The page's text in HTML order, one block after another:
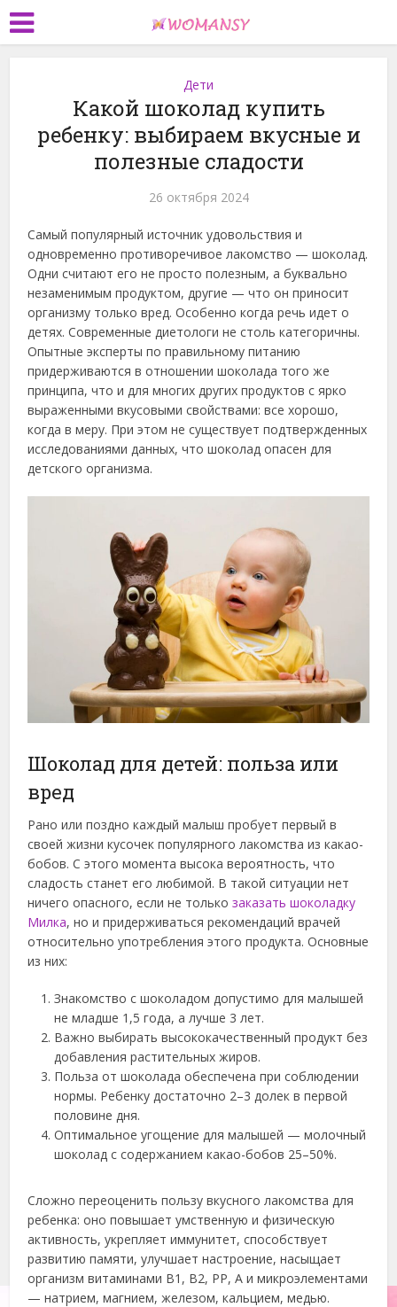
Дети
Какой шоколад купить
ребенку: выбираем вкусные и
полезные сладости
26 октября 2024
Самый популярный источник удовольствия и
одновременно противоречивое лакомство — шоколад.
Одни считают его не просто полезным, а буквально
незаменимым продуктом, другие — что он приносит
организму только вред. Особенно когда речь идет о
детях. Современные диетологи не столь категоричны.
Опытные эксперты по правильному питанию
придерживаются в отношении шоколада того же
принципа, что и для многих других продуктов с ярко
выраженными вкусовыми свойствами: все хорошо,
когда в меру. При этом не существует подтвержденных
исследованиями данных, что шоколад опасен для
детского организма.
Шоколад для детей: польза или
вред
Рано или поздно каждый малыш пробует первый в
своей жизни кусочек популярного лакомства из какао-
бобов. С этого момента высока вероятность, что
сладость станет его любимой. В такой ситуации нет
ничего опасного, если не толькозаказать шоколадку
Милка, но и придерживаться рекомендаций врачей
относительно употребления этого продукта. Основные
из них:
Знакомство с шоколадом допустимо для малышей
не младше 1,5 года, а лучше 3 лет.
Важно выбирать высококачественный продукт без
добавления растительных жиров.
Польза от шоколада обеспечена при соблюдении
нормы. Ребенку достаточно 2–3 долек в первой
половине дня.
Оптимальное угощение для малышей — молочный
шоколад с содержанием какао-бобов 25–50%.
Сложно переоценить пользу вкусного лакомства для
ребенка: оно повышает умственную и физическую
активность, укрепляет иммунитет, способствует
развитию памяти, улучшает настроение, насыщает
организм витаминами B1, B2, PP, A и микроэлементами
— натрием, магнием, железом, кальцием, медью.